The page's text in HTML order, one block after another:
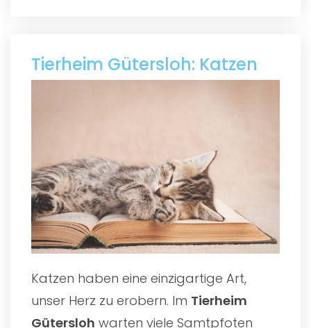
Tierheim Gütersloh: Katzen
Katzen haben eine einzigartige Art,
unser Herz zu erobern. Im Tierheim
Gütersloh warten viele Samtpfoten